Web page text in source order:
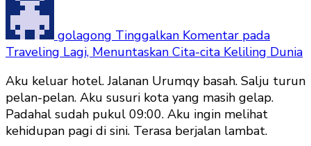
golagong Tinggalkan Komentar pada
Traveling Lagi, Menuntaskan Cita-cita Keliling Dunia
Aku keluar hotel. Jalanan Urumqy basah. Salju turun
pelan-pelan. Aku susuri kota yang masih gelap.
Padahal sudah pukul 09:00. Aku ingin melihat
kehidupan pagi di sini. Terasa berjalan lambat.